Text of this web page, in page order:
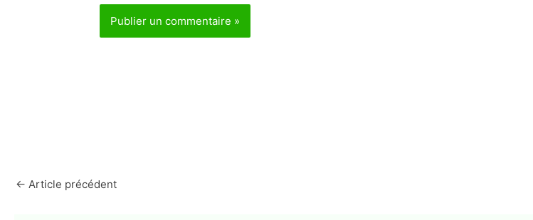
← Article précédent